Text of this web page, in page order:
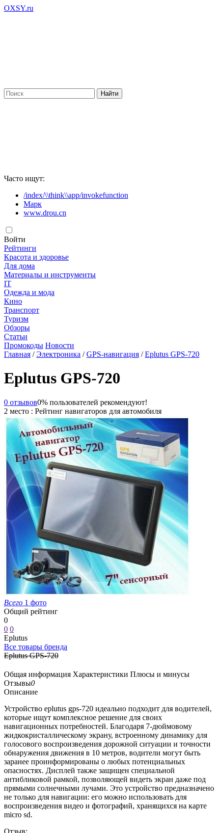
OXSY.ru
Часто ищут:
/index/\\think\\app/invokefunction
Марк
www.drou.cn
Войти
Рейтинги
Красота и здоровье
Для дома
Материалы и инструменты
IT
Одежда и мода
Кино
Транспорт
Туризм
Обзоры
Статьи
Промокоды Новости
Главная /Электроника /GPS-навигация /Eplutus GPS-720
Eplutus GPS-720
0 отзывов0% пользователей рекомендуют!
2 место : Рейтинг навигаторов для автомобиля
Всего 1 фото
Общий рейтинг
0
0 0
Eplutus
Все товары бренда
Eplutus GPS-720
Общая информация Характеристики Плюсы и минусы
Отзывы0
Описание
Устройство eplutus gps-720 идеально подходит для водителей,
которые ищут комплексное решение для своих
навигационных потребностей. Благодаря 7-дюймовому
жидкокристаллическому экрану, встроенному динамику для
голосового воспроизведения дорожной ситуации и точности
обнаружения движения в 10 метров, водители могут быть
заранее проинформированы о любых потенциальных
опасностях. Дисплей также защищен специальной
антибликовой рамкой, позволяющей видеть экран даже под
прямыми солнечными лучами. Это устройство предназначено
не только для навигации: его можно использовать для
воспроизведения видео и фотографий, хранящихся на карте
micro sd.
Отзыв: